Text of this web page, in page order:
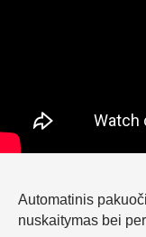
Automatinis
nuskaitymas bei